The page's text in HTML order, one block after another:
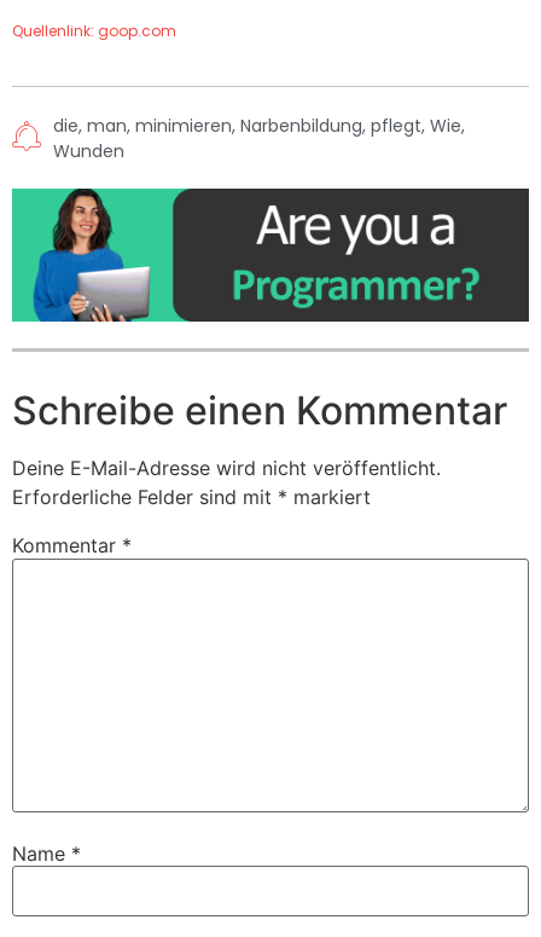
Quellenlink: goop.com
die, man, minimieren, Narbenbildung, pflegt, Wie,
Wunden
Schreibe einen Kommentar
Deine E-Mail-Adresse wird nicht veröffentlicht.
Erforderliche Felder sind mit * markiert
Kommentar *
Name *